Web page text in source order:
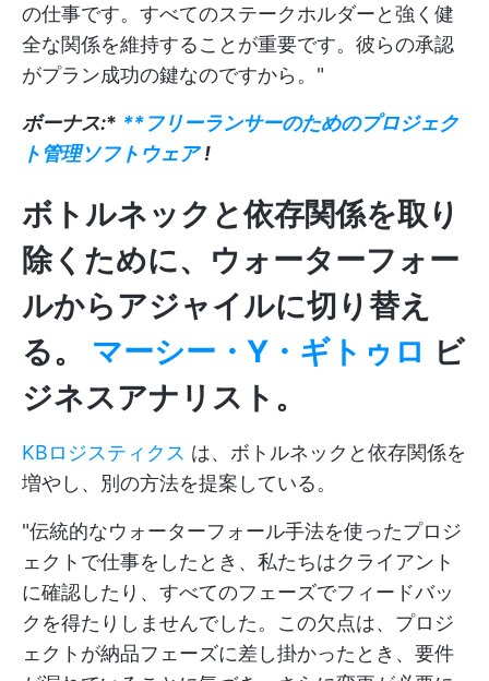
の仕事です。すべてのステークホルダーと強く健
全な関係を維持することが重要です。彼らの承認
がプラン成功の鍵なのですから。"
ボーナス:* **フリーランサーのためのプロジェク
ト管理ソフトウェア !
ボトルネックと依存関係を取り
除くために、ウォーターフォー
ルからアジャイルに切り替え
る。 マーシー・Y・ギトゥロ ビ
ジネスアナリスト。
KBロジスティクス は、ボトルネックと依存関係を
増やし、別の方法を提案している。
"伝統的なウォーターフォール手法を使ったプロジ
ェクトで仕事をしたとき、私たちはクライアント
に確認したり、すべてのフェーズでフィードバッ
クを得たりしませんでした。この欠点は、プロジ
ェクトが納品フェーズに差し掛かったとき、要件